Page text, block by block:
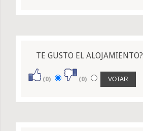
TE GUSTO EL ALOJAMIENTO?
(0) (0)